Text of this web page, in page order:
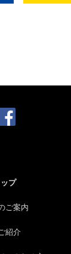
プ
ご案内
紹介